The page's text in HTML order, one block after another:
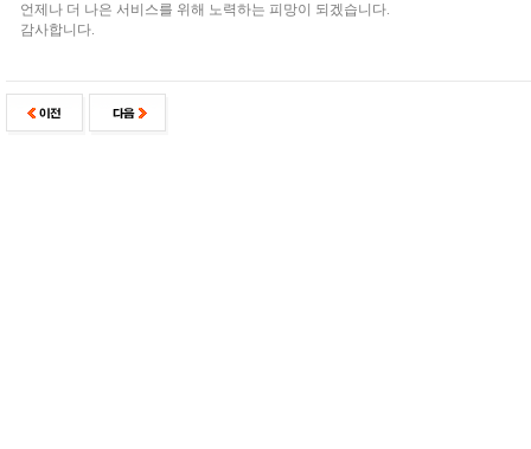
언제나 더 나은 서비스를 위해 노력하는 피망이 되겠습니다.
감사합니다.